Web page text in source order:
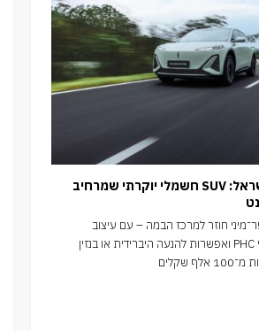
הונגצ׳י EHS5 בישראל: SUV חשמלי יוקרתי שמרחיב
חוזר למרכז הבמה – עם עיצוב
בהשראת SUV, מתלי PHC ואפשרות להנעה היברידית או בנזין
שקלים